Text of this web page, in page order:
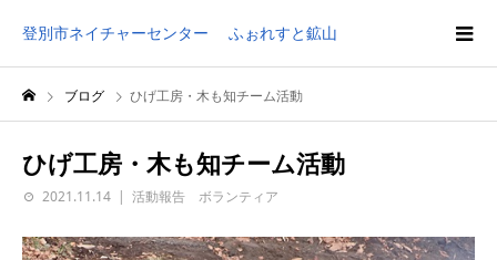
登別市ネイチャーセンター ふぉれすと鉱山
ブログ ひげ工房・木も知チーム活動
ひげ工房・木も知チーム活動
2021.11.14 活動報告 ボランティア